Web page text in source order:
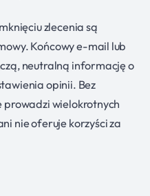
zlecenia są
Końcowy e-mail lub
neutralną informację o
opinii. Bez
prowadzi wielokrotnych
nie oferuje korzyści za